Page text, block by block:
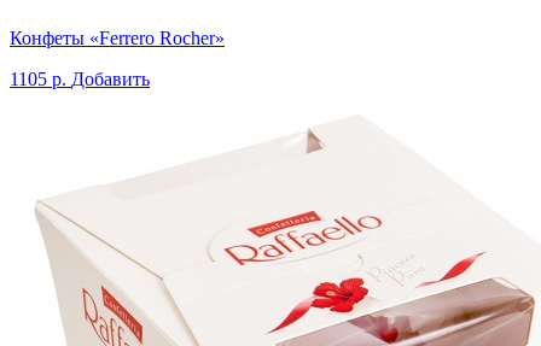
Конфеты «Ferrero Rocher»
1105 р. Добавить